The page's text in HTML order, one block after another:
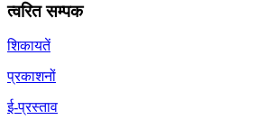
त्वरित सम्पक
शिकायतें
प्रकाशनों
ई-प्रस्ताव